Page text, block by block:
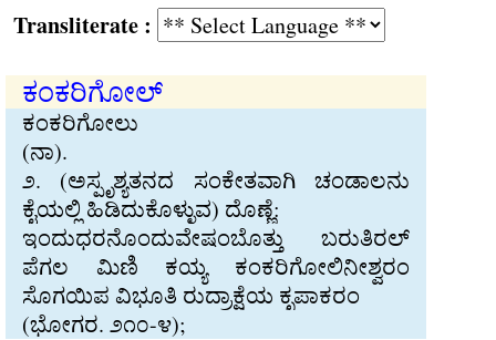
:
ಕಂಕರಿಗೋಲ್
ಕಂಕರಿಗೋಲು
(ನಾ).
೨. (ಅಸ‍್ಪೃಶ‍್ಯತನದ ಸಂಕೇತವಾಗಿ ಚಂಡಾಲನು
ಕೈಯಲ‍್ಲಿ ಹಿಡಿದುಕೊಳ‍್ಳುವ) ದೊಣ‍್ಣೆ:
ಇಂದುಧರನೊಂದುವೇಷಂಬೊತ‍್ತು ಬರುತಿರಲ್
ಪೆಗಲ ಮಿಣಿ ಕಯ‍್ಯ ಕಂಕರಿಗೋಲಿನೀಶ‍್ವರಂ
ಸೊಗಯಿಪ ವಿಭೂತಿ ರುದ‍್ರಾಕ‍್ಷೆಯ ಕೃಪಾಕರಂ
(ಭೋಗರ. ೨೧೦-೪);